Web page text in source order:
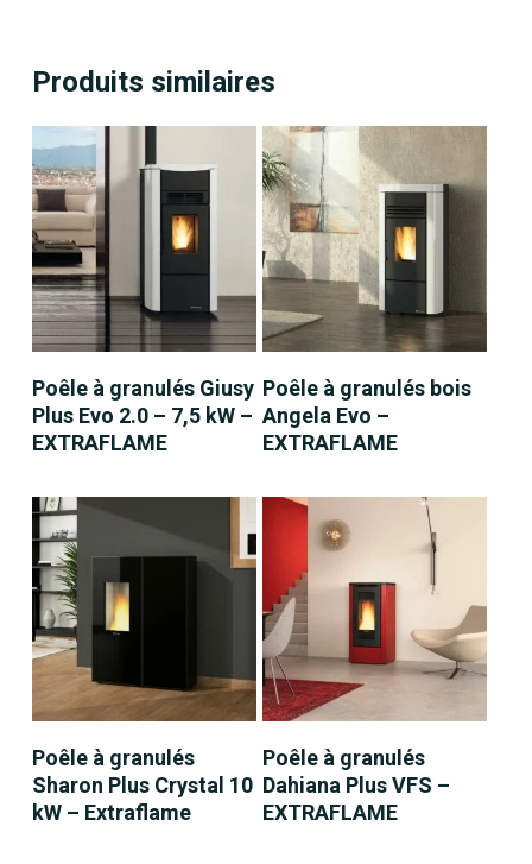
Produits similaires
LIRE LA SUITE
Poêle à granulés Giusy
Plus Evo 2.0 – 7,5 kW –
EXTRAFLAME
LIRE LA SUITE
Poêle à granulés bois
Angela Evo –
EXTRAFLAME
LIRE LA SUITE
Poêle à granulés
Sharon Plus Crystal 10
kW – Extraflame
LIRE LA SUITE
Poêle à granulés
Dahiana Plus VFS –
EXTRAFLAME